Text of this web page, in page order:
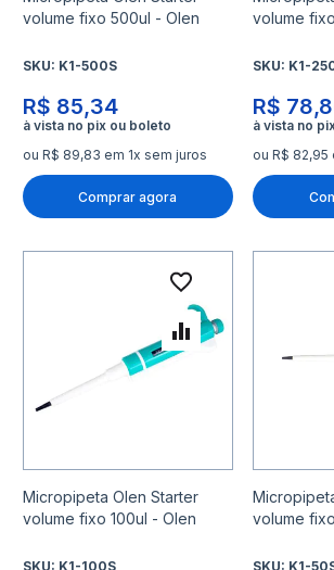
volume fixo 500ul - Olen
SKU: K1-500S
R$ 85,34
ou R$ 89,83 em 1x sem juros
Comprar agora
volume
SKU: K1-
R$
ou R$ 82,95
Micropipeta Olen Starter
volume fixo 100ul - Olen
SKU: K1-100S
Adicionar à
Adicionar
volume
SKU: K1-